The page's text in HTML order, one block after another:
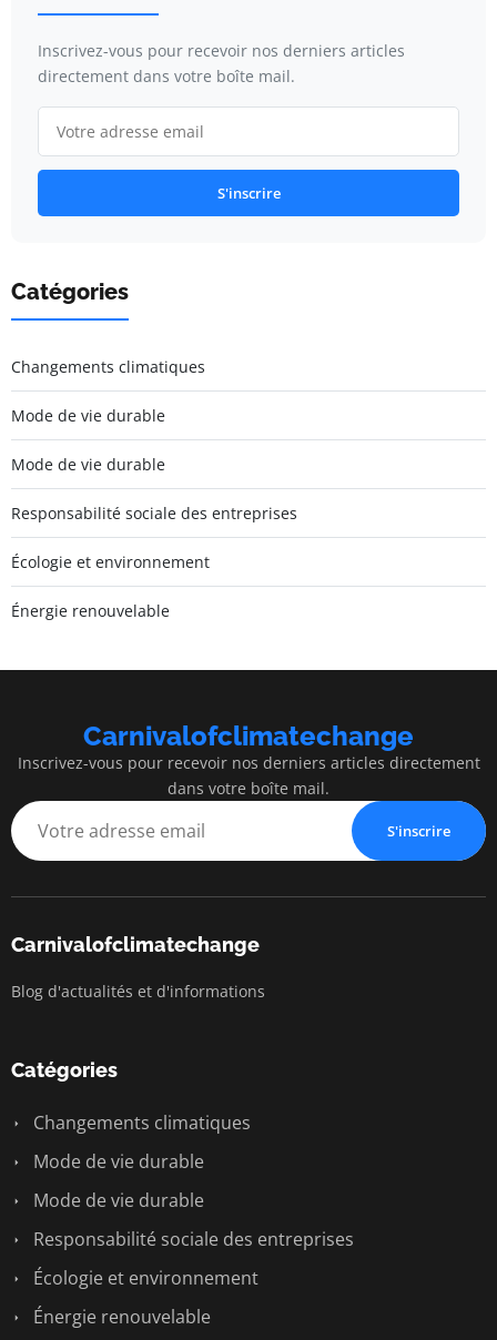
Inscrivez-vous pour recevoir nos derniers articles
directement dans votre boîte mail.
S'inscrire
Catégories
Changements climatiques
Mode de vie durable
Mode de vie durable
Responsabilité sociale des entreprises
Écologie et environnement
Énergie renouvelable
Carnivalofclimatechange
Inscrivez-vous pour recevoir nos derniers articles directement
dans votre boîte mail.
S'inscrire
Carnivalofclimatechange
Blog d'actualités et d'informations
Catégories
Changements climatiques
Mode de vie durable
Mode de vie durable
Responsabilité sociale des entreprises
Écologie et environnement
Énergie renouvelable